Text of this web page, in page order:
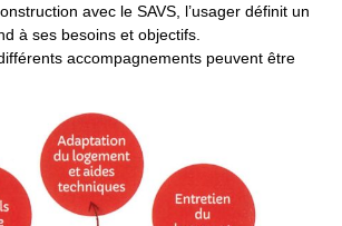
avec le SAVS, l’usager définit un
à ses besoins et objectifs.
accompagnements peuvent être